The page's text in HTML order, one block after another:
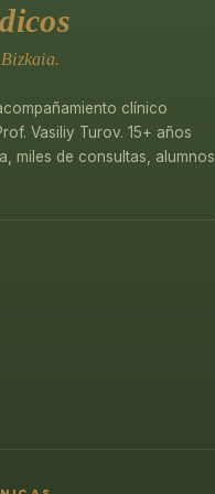
clínico
Vasiliy Turov. 15+ años
miles de consultas, alumnos